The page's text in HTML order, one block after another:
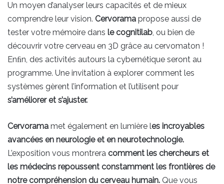
Un moyen d’analyser leurs capacités et de mieux
comprendre leur vision. Cervorama propose aussi de
tester votre mémoire dans le cognitilab, ou bien de
découvrir votre cerveau en 3D grâce au cervomaton !
Enﬁn, des activités autours la cybernétique seront au
programme. Une invitation à explorer comment les
systèmes gèrent l’information et l’utilisent pour
s’améliorer et s’ajuster.
Cervorama met également en lumière les incroyables
avancées en neurologie et en neurotechnologie.
L’exposition vous montrera comment les chercheurs et
les médecins repoussent constamment les frontières de
notre compréhension du cerveau humain. Que vous